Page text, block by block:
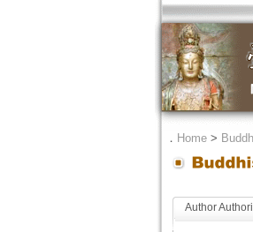
． Home>
Author